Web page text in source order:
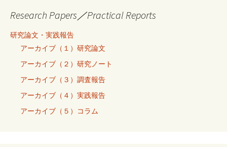
Research Papers／Practical Reports
研究論文・実践報告
アーカイブ（１）研究論文
アーカイブ（２）研究ノート
アーカイブ（３）調査報告
アーカイブ（４）実践報告
アーカイブ（５）コラム